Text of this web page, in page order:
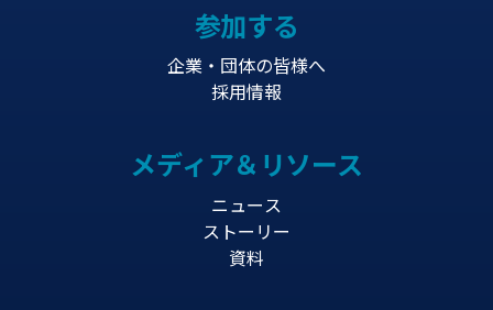
参加する
企業・団体の皆様へ
採用情報
メディア＆リソース
ニュース
ストーリー
資料